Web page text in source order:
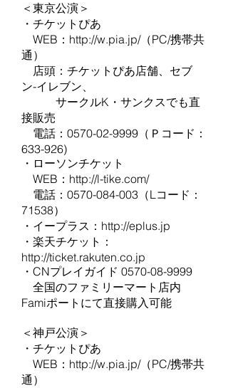
＜東京公演＞
・チケットぴあ
WEB： http://w.pia.jp/（PC/携帯共
通）
店頭：チケットぴあ店舗、セブ
ン-イレブン、
サークルK・サンクスでも直
接販売
電話：0570-02-9999（Ｐコード：
633-926)
・ローソンチケット
WEB： http://l-tike.com/
電話：0570-084-003（Lコード：
71538）
・イープラス： http://eplus.jp
・楽天チケット：
http://ticket.rakuten.co.jp
・CNプレイガイド 0570-08-9999
全国のファミリーマート店内
Famiポートにて直接購入可能
＜神戸公演＞
・チケットぴあ
WEB： http://w.pia.jp/（PC/携帯共
通）